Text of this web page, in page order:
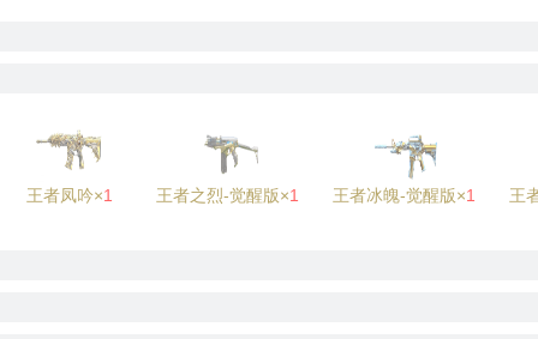
王者凤吟×1 王者之烈-觉醒版×1 王者冰魄-觉醒版×1 王